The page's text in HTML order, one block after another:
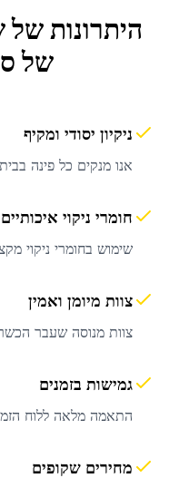
היתרונות של
של
ניקיון יסודי ומקיף
אנו מנקים כל פינה
חומרי ניקוי איכותיים
שימוש בחומרי ניקוי
צוות מיומן ואמין
צוות מנוסה שעבר
גמישות בזמנים
התאמה מלאה ללוח
מחירים שקופים